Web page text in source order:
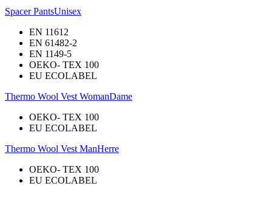
Spacer PantsUnisex
EN 11612
EN 61482-2
EN 1149-5
OEKO- TEX 100
EU ECOLABEL
Thermo Wool Vest WomanDame
OEKO- TEX 100
EU ECOLABEL
Thermo Wool Vest ManHerre
OEKO- TEX 100
EU ECOLABEL